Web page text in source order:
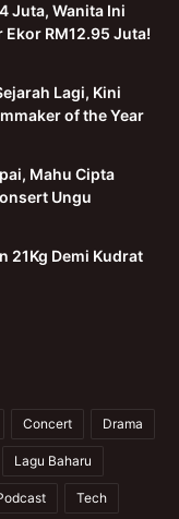
Juta, Wanita Ini
RM12.95 Juta!
Lagi, Kini
of the Year
Mahu Cipta
Ungu
21Kg Demi Kudrat
Concert Drama
Lagu Baharu
Tech